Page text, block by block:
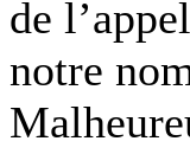
de
notre